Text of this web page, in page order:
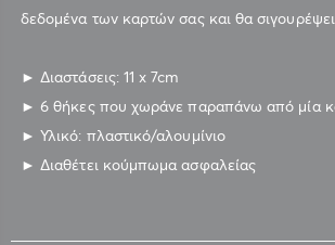
δεδομένα των καρτών σας και θα
► Διαστάσεις: 11 x 7cm
► 6 θήκες που χωράνε παραπάνω από μία
► Υλικό: πλαστικό/αλουμίνιο
► Διαθέτει κούμπωμα ασφαλείας